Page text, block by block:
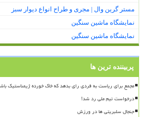
مستر گرین وال | مجری و طراح انواع دیوار سبز
نمایشگاه ماشین سنگین
نمایشگاه ماشین سنگین
پربیننده ترین ها
مجمع برای ریاست به فردی رای بدهد که خاک خورده ژیمناستیک
درخواست تیم ملی رد شد!
جنجال سلبریتی ها در ورزش